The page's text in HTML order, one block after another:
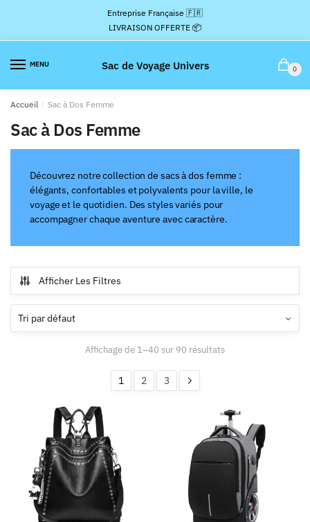
la
navigation
contenu
Entreprise Française 🇫🇷
LIVRAISON OFFERTE 📦
MENU Sac de Voyage Univers 0
Accueil / Sac à Dos Femme
Sac à Dos Femme
Découvrez notre collection de sacs à dos femme :
élégants, confortables et polyvalents pour la ville, le
voyage et le quotidien. Des styles variés pour
accompagner chaque aventure avec caractère.
Afficher Les Filtres
Affichage de 1–40 sur 90 résultats
1 2 3